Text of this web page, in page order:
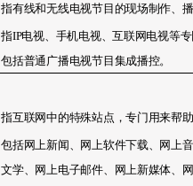
指有线和无线电视节目的现场制作、
指IP电视、手机电视、互联网电视等
包括普通广播电视节目集成播控。
指互联网中的特殊站点，专门用来帮
包括网上新闻、网上软件下载、网上
文学、网上电子邮件、网上新媒体、